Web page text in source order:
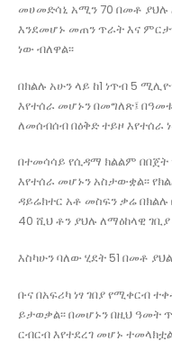
መሀመድሳኒ አሚን 70 በመቶ
እንደመሆኑ መጠን ጥራት እና
ነው ብለዋል፡፡
በክልሉ አሁን ላይ ከ1 ነጥብ 5
እየተሰራ መሆኑን በመግለጽ፤
ለመሰብሰብ በዕቅድ ተይዞ እየተሰራ
በተመሳሳይ የሲዳማ ክልልም
እየተሰራ መሆኑን አስታውቋል፡፡
ዳይሬክተር አቶ መስፍን ቃሬ
40 ሺህ ቶን ያህሉ ለማዕከላዊ ገቢያ
እስካሁን ባለው ሂደት 51 በመቶ
ቡና በአፍሪካ ነፃ ገበያ የሚቀርብ
ይታወቃል፡፡ በመሆኑን በዚህ ዓመት
ርብርብ እየተደረገ መሆኑ